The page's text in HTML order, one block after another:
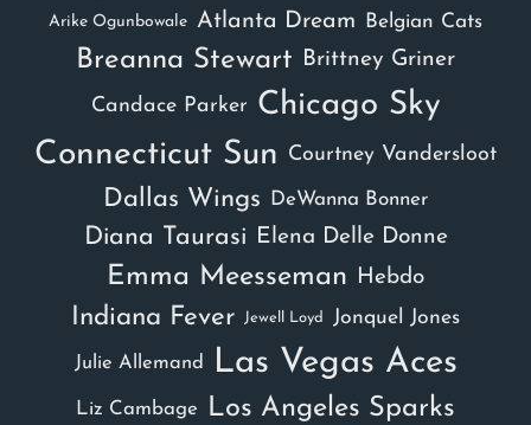
Arike Ogunbowale Atlanta Dream Belgian Cats
Breanna Stewart Brittney Griner
Candace Parker Chicago Sky
Connecticut Sun
Courtney Vandersloot
Dallas Wings DeWanna Bonner
Diana Taurasi Elena Delle Donne
Emma Meesseman Hebdo
Indiana Fever Jewell Loyd Jonquel Jones
Julie Allemand Las Vegas Aces
Liz Cambage Los Angeles Sparks